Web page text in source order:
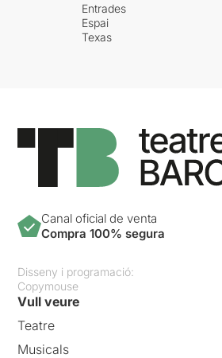
Entrades
Espai
Texas
Canal oficial de venta
Compra 100% segura
Disseny i programació:
Copymouse
Vull veure
Teatre
Musicals